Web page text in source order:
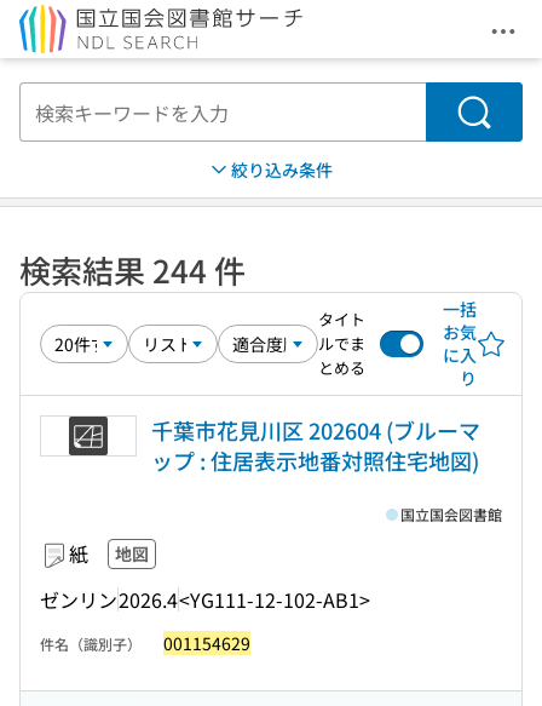
メ
検索
絞り込み条件
検索結果 244 件
タイト
ルでま
とめる
一括
お気
に入
り
千葉市花見川区 202604 (ブルーマ
ップ : 住居表示地番対照住宅地図)
紙 地図
ゼンリン2026.4<YG111-12-102-AB1>
国立国会図書館
件名（識別子） 001154629